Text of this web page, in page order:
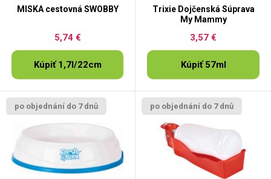
MISKA cestovná SWOBBY
5,74 €
Kúpiť 1,7l/22cm
Trixie Dojčenská Súprava
My Mammy
3,57 €
Kúpiť 57ml
po objednání do 7 dnů po objednání do 7 dnů